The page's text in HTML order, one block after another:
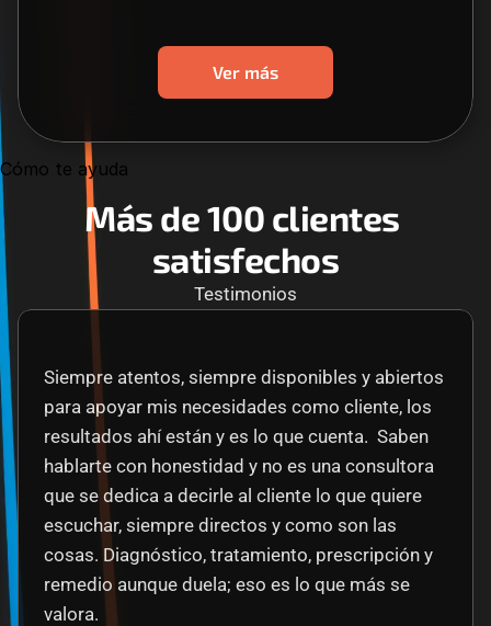
Ver más
Cómo te ayuda
Más de 100 clientes
satisfechos
Testimonios
Siempre atentos, siempre disponibles y abiertos
para apoyar mis necesidades como cliente, los
resultados ahí están y es lo que cuenta.  Saben
hablarte con honestidad y no es una consultora
que se dedica a decirle al cliente lo que quiere
escuchar, siempre directos y como son las
cosas. Diagnóstico, tratamiento, prescripción y
remedio aunque duela; eso es lo que más se
valora.